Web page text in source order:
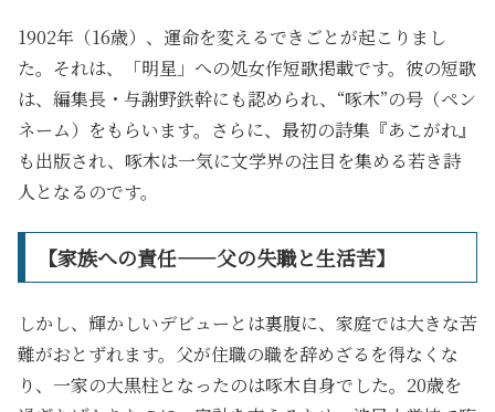
1902年（16歳）、運命を変えるできごとが起こりまし
た。それは、「明星」への処女作短歌掲載です。彼の短歌
は、編集長・与謝野鉄幹にも認められ、“啄木”の号（ペン
ネーム）をもらいます。さらに、最初の詩集『あこがれ』
も出版され、啄木は一気に文学界の注目を集める若き詩
人となるのです。
【家族への責任――父の失職と生活苦】
しかし、輝かしいデビューとは裏腹に、家庭では大きな苦
難がおとずれます。父が住職の職を辞めざるを得なくな
り、一家の大黒柱となったのは啄木自身でした。20歳を